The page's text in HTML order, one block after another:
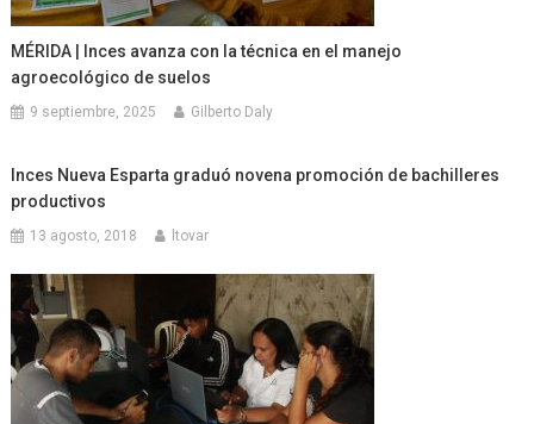
MÉRIDA | Inces avanza con la técnica en el manejo
agroecológico de suelos
9 septiembre, 2025 Gilberto Daly
Inces Nueva Esparta graduó novena promoción de bachilleres
productivos
13 agosto, 2018 ltovar